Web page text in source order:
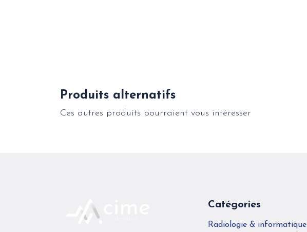
Produits alternatifs
Ces autres produits pourraient vous intéresser
Catégories
Radiologie & informatique